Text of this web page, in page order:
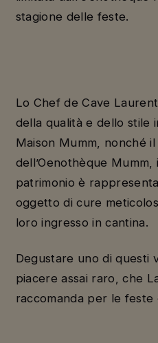
stagione delle feste.
Lo Chef de Cave
della qualità e dello stile
Maison Mumm, nonché
dell’Oenothèque
patrimonio è
oggetto di cure
loro ingresso in cantina.
Degustare uno di questi
piacere assai raro, che
raccomanda per le feste